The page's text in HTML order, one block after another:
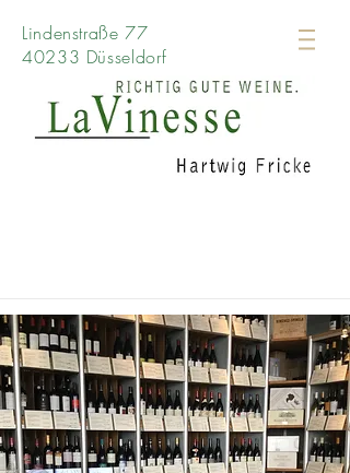
Lindenstraße 77
40233 Düsseldorf